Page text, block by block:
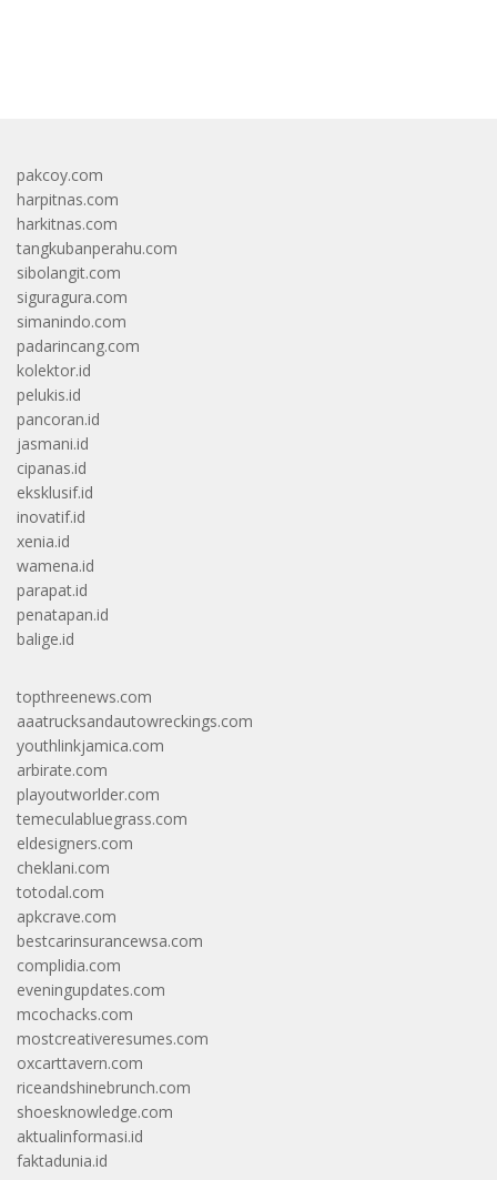
pakcoy.com
harpitnas.com
harkitnas.com
tangkubanperahu.com
sibolangit.com
siguragura.com
simanindo.com
padarincang.com
kolektor.id
pelukis.id
pancoran.id
jasmani.id
cipanas.id
eksklusif.id
inovatif.id
xenia.id
wamena.id
parapat.id
penatapan.id
balige.id
topthreenews.com
aaatrucksandautowreckings.com
youthlinkjamica.com
arbirate.com
playoutworlder.com
temeculabluegrass.com
eldesigners.com
cheklani.com
totodal.com
apkcrave.com
bestcarinsurancewsa.com
complidia.com
eveningupdates.com
mcochacks.com
mostcreativeresumes.com
oxcarttavern.com
riceandshinebrunch.com
shoesknowledge.com
aktualinformasi.id
faktadunia.id